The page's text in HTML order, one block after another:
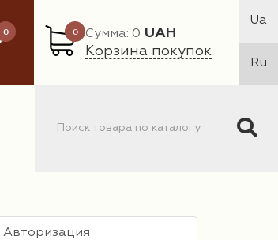
0 0 Сумма: 0 UAH
Корзина покупок
Ua
Ru
Авторизация